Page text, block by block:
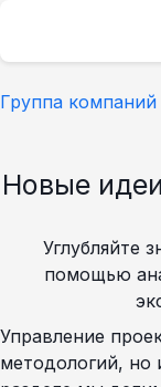
Группа
Новые
Углубляйте
помощью
Управление
методологий, но